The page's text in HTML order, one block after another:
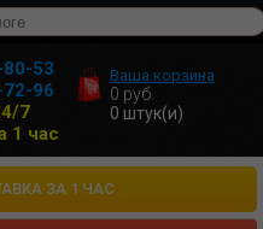
53
96
7
1 час
Ваша корзина
0 руб.
0 штук(и)
ЗА 1 ЧАС